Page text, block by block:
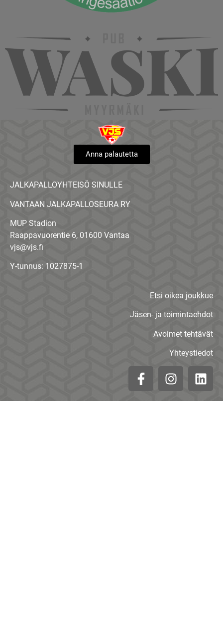
Anna palautetta
JALKAPALLOYHTEISÖ SINULLE
VANTAAN JALKAPALLOSEURA RY
MUP Stadion
Raappavuorentie 6, 01600 Vantaa
vjs@vjs.fi
Y-tunnus: 1027875-1
Etsi oikea joukkue
Jäsen- ja toimintaehdot
Avoimet tehtävät
Yhteystiedot